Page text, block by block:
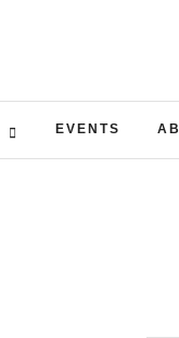
EVENTS